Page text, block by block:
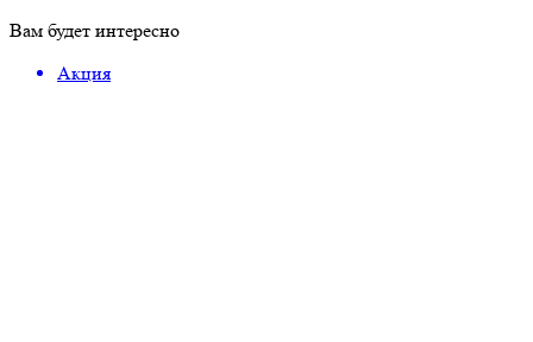
Вам будет интересно
Акция